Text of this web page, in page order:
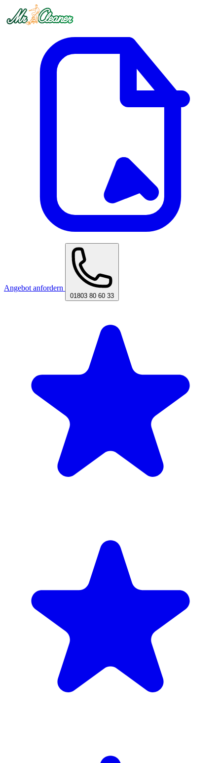
Angebot anfordern
01803 80 60 33